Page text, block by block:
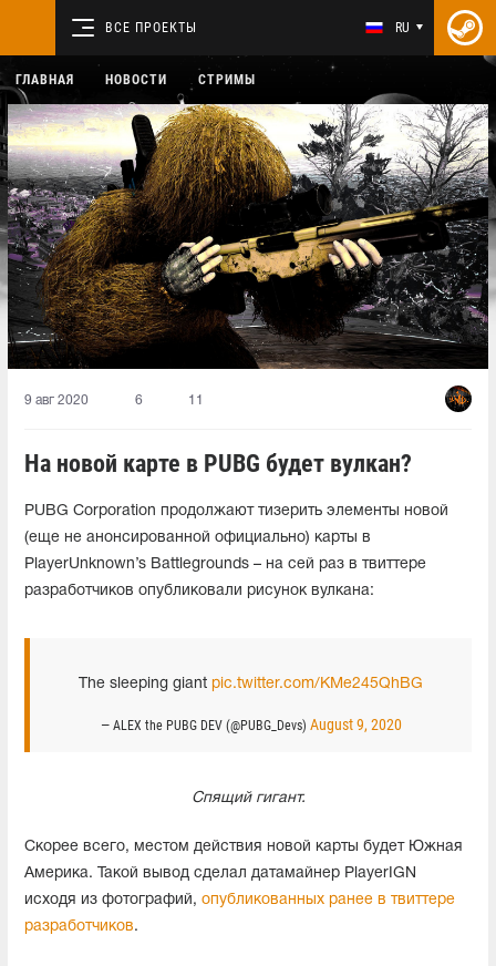
ВСЕ ПРОЕКТЫ RU
ГЛАВНАЯ НОВОСТИ СТРИМЫ
9 авг 2020 6 11
На новой карте в PUBG будет вулкан?
PUBG Corporation продолжают тизерить элементы новой
(еще не анонсированной официально) карты в
PlayerUnknown’s Battlegrounds – на сей раз в твиттере
разработчиков опубликовали рисунок вулкана:
The sleeping giant pic.twitter.com/KMe245QhBG
— ALEX the PUBG DEV (@PUBG_Devs) August 9, 2020
Спящий гигант.
Скорее всего, местом действия новой карты будет Южная
Америка. Такой вывод сделал датамайнер PlayerIGN
исходя из фотографий, опубликованных ранее в твиттере
разработчиков.